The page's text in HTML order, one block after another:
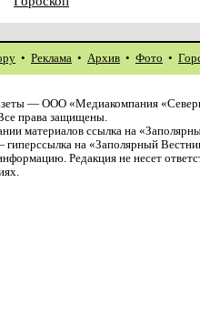
• Реклама • Архив • Фото •
— ООО «Медиакомпания
права защищены.
материалов ссылка на
на «Заполярный
Редакция не несет